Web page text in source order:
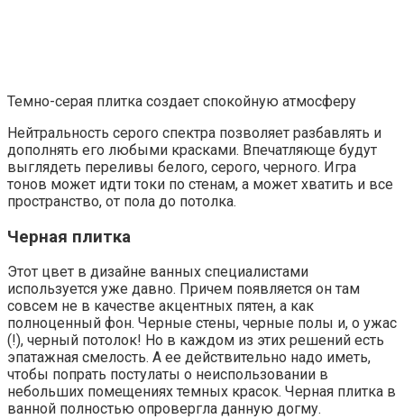
Темно-серая плитка создает спокойную атмосферу
Нейтральность серого спектра позволяет разбавлять и
дополнять его любыми красками. Впечатляюще будут
выглядеть переливы белого, серого, черного. Игра
тонов может идти токи по стенам, а может хватить и все
пространство, от пола до потолка.
Черная плитка
Этот цвет в дизайне ванных специалистами
используется уже давно. Причем появляется он там
совсем не в качестве акцентных пятен, а как
полноценный фон. Черные стены, черные полы и, о ужас
(!), черный потолок! Но в каждом из этих решений есть
эпатажная смелость. А ее действительно надо иметь,
чтобы попрать постулаты о неиспользовании в
небольших помещениях темных красок. Черная плитка в
ванной полностью опровергла данную догму.